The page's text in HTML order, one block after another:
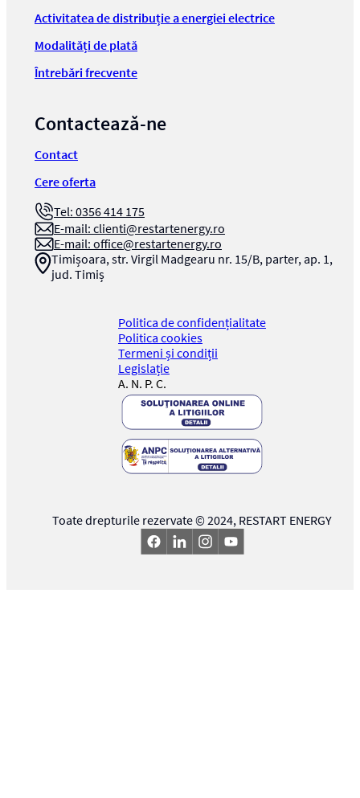
Activitatea de distribuție a energiei electrice
Modalități de plată
Întrebări frecvente
Contactează-ne
Contact
Cere oferta
Tel: 0356 414 175
E-mail: clienti@restartenergy.ro
E-mail: office@restartenergy.ro
Timișoara, str. Virgil Madgearu nr. 15/B, parter, ap. 1,
jud. Timiș
Politica de confidențialitate
Politica cookies
Termeni și condiții
Legislație
A. N. P. C.
Toate drepturile rezervate © 2024, RESTART ENERGY